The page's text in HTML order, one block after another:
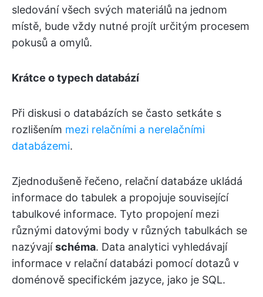
sledování všech svých materiálů na jednom
místě, bude vždy nutné projít určitým procesem
pokusů a omylů.
Krátce o typech databází
Při diskusi o databázích se často setkáte s
rozlišením mezi relačními a nerelačními
databázemi.
Zjednodušeně řečeno, relační databáze ukládá
informace do tabulek a propojuje související
tabulkové informace. Tyto propojení mezi
různými datovými body v různých tabulkách se
nazývajíschéma. Data analytici vyhledávají
informace v relační databázi pomocí dotazů v
doménově specifickém jazyce, jako je SQL.